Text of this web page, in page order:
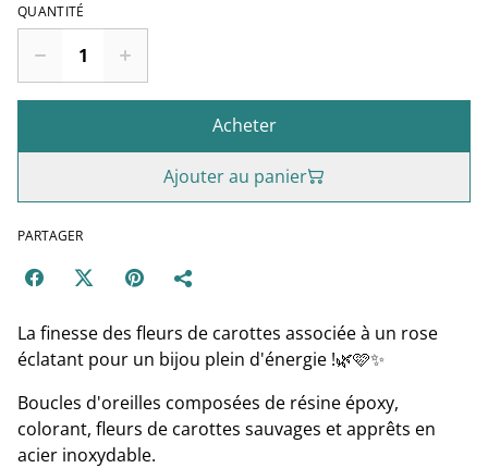
QUANTITÉ
Acheter
Ajouter au panier
PARTAGER
La finesse des fleurs de carottes associée à un rose
éclatant pour un bijou plein d'énergie !🌿🩷✨
Boucles d'oreilles composées de résine époxy,
colorant, fleurs de carottes sauvages et apprêts en
acier inoxydable.